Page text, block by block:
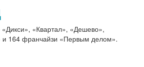
«Квартал», «Дешево»,
164 франчайзи «Первым делом».